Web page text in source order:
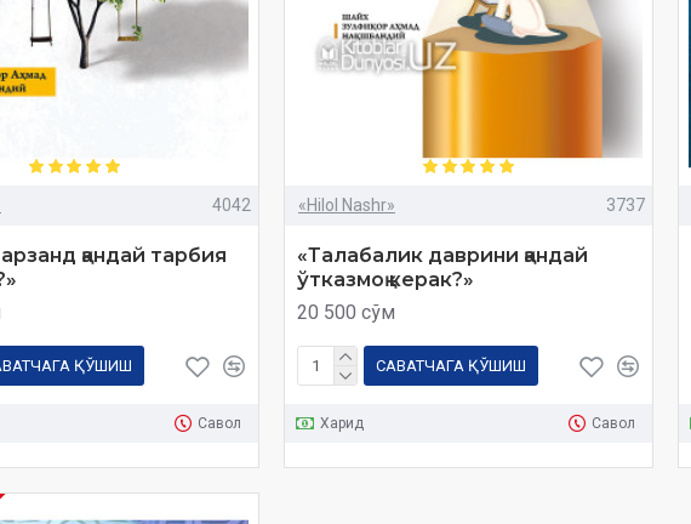
4042
қандай тарбия
ҚЎШИШ
Савол
«Hilol Nashr» 3737
«Талабалик даврини қандай
ўтказмоқ керак?»
20 500 сўм
САВАТЧАГА ҚЎШИШ
Харид Савол